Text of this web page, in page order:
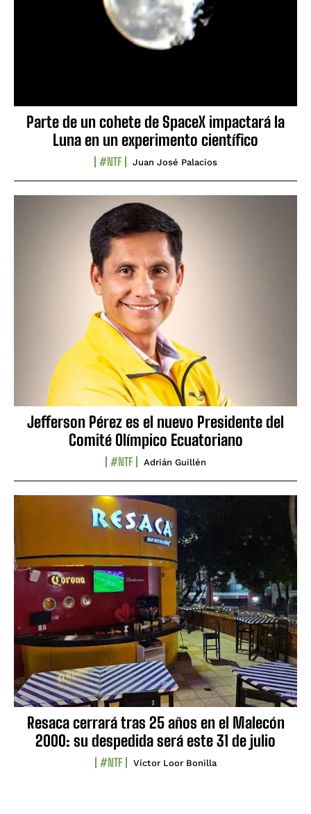
Parte de un cohete de SpaceX impactará la
Luna en un experimento científico
#NTF Juan José Palacios
Jefferson Pérez es el nuevo Presidente del
Comité Olímpico Ecuatoriano
#NTF Adrián Guillén
Resaca cerrará tras 25 años en el Malecón
2000: su despedida será este 31 de julio
#NTF Víctor Loor Bonilla